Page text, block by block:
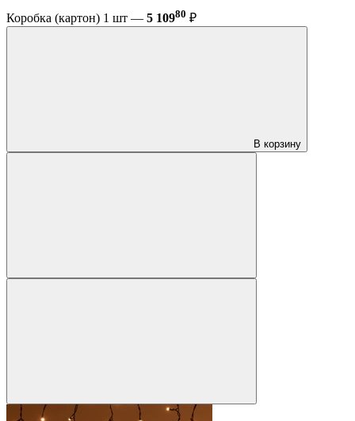
Коробка (картон) 1 шт — 5 10980 ₽
В корзину